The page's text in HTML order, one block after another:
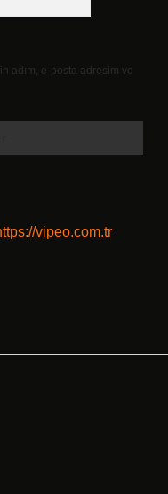
adım, e-posta adresim ve
vipeo.com.tr